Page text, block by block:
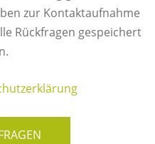
zur Kontaktaufnahme
Rückfragen gespeichert